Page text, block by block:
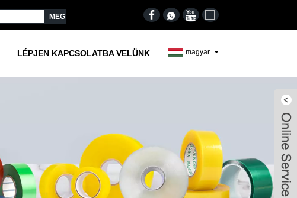
magyar
LÉPJEN KAPCSOLATBA VELÜNK